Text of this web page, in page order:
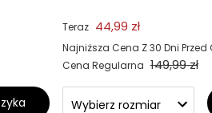
Teraz 44,99 zł
Najniższa Cena Z 30 Dni Przed
Cena Regularna 149,99 zł